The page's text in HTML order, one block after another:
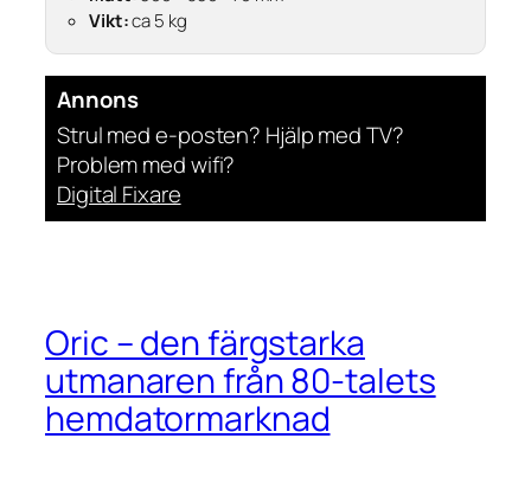
Vikt:ca 5 kg
Annons
Strul med e-posten? Hjälp med TV?
Problem med wifi?
Digital Fixare
Oric – den färgstarka
utmanaren från 80-talets
hemdatormarknad